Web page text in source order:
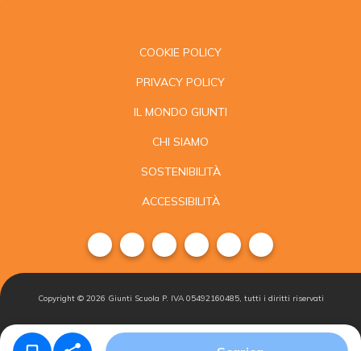
COOKIE POLICY
PRIVACY POLICY
IL MONDO GIUNTI
CHI SIAMO
SOSTENIBILITÀ
ACCESSIBILITÀ
Copyright © 2026 Giunti Scuola P. IVA 05492160485, tutti i diritti riservati
Condizioni di
Gestisci i
Iscriviti alla